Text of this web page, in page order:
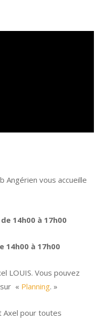
Angérien vous accueille
14h00 à 17h00
14h00 à 17h00
LOUIS. Vous pouvez
« Planning. »
Axel pour toutes